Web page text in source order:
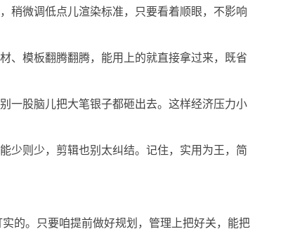
稍微调低点儿渲染标准，只要看着顺眼，不影响
、模板翻腾翻腾，能用上的就直接拿过来，既省
一股脑儿把大笔银子都砸出去。这样经济压力小
少则少，剪辑也别太纠结。记住，实用为王，简
的。只要咱提前做好规划，管理上把好关，能把